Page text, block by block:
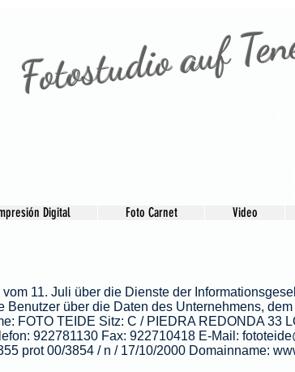
Fotostudio auf
Digital Foto Carnet Video
11. Juli über die Dienste der
Benutzer über die Daten des Unternehmens,
FOTO TEIDE Sitz: C / PIEDRA REDONDA 33
922781130 Fax: 922710418 E-Mail:
prot 00/3854 / n / 17/10/2000 Domainname: